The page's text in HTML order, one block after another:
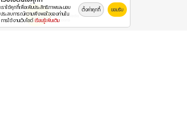
เราใช้คุกกี้เพื่อเพิ่มประสิทธิภาพและมอบ
ประสบการณ์ความพึงพอใจของท่านใน
การใช้งานเว็บไซต์เรียนรู้เพิ่มเติม
ตั้งค่าคุกกี้ ยอมรับ